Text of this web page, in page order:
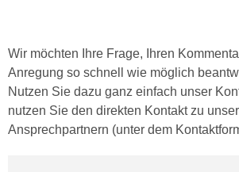
Wir möchten Ihre Frage, Ihren
Anregung so schnell wie möglich
Nutzen Sie dazu ganz einfach unser
nutzen Sie den direkten Kontakt zu
Ansprechpartnern (unter dem